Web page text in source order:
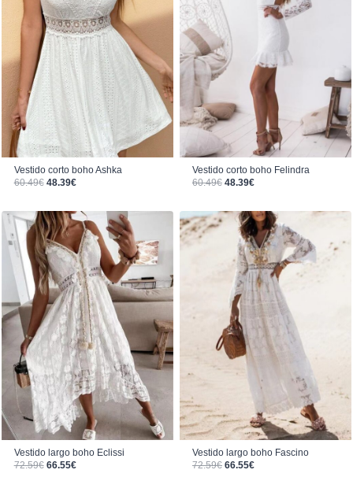
Vestido corto boho Ashka
60.49€ El precio original era: 60.49€.
48.39€El precio actual es: 48.39€.
Vestido corto boho Felindra
60.49€ El precio original era: 60.49€.
48.39€El precio actual es: 48.39€.
Vestido largo boho Eclissi
72.59€ El precio original era: 72.59€.
66.55€El precio actual es: 66.55€.
Vestido largo boho Fascino
72.59€ El precio original era: 72.59€.
66.55€El precio actual es: 66.55€.